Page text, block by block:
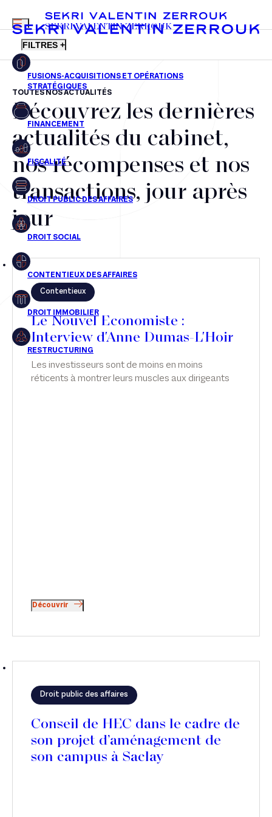
FR EN
MENU
SEKRI VALENTIN ZERROUK
FILTRES +
Fusions-acquisitions et opérations stratégiques
Financement
Fiscalité
Droit public des affaires
Droit social
Droit immobilier
Restructuring
Cabinet
TOUTES NOS ACTUALITÉS
Découvrez les dernières
actualités du cabinet,
nos récompenses et nos
transactions, jour après
jour
Contentieux
Les investisseurs sont de moins en moins
réticents à montrer leurs muscles aux dirigeants
Le Nouvel Economiste :
Interview d'Anne Dumas-L'Hoir
Découvrir
Droit public des affaires
Conseil de HEC dans le cadre de
son projet d’aménagement de
son campus à Saclay